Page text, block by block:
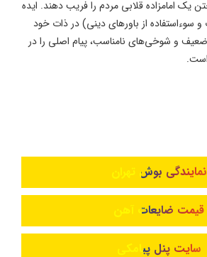
یک امامزاده قلابی مردم را فریب دهند. ایده
سوءاستفاده از باورهای دینی) در ذات خود
و شوخی‌های نامناسب، پیام اصلی را در
نمایندگی بوش تهران
قیمت ضایعات آهن
سایت پنل پیامکی